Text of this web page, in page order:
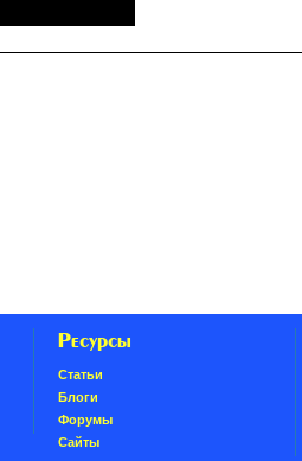
Ресурсы
Статьи
Блоги
Форумы
Сайты